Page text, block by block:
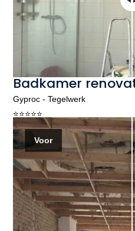
Badkamer
Gyproc - Tegelwerk
⭐️⭐️⭐️⭐️⭐️
Voor